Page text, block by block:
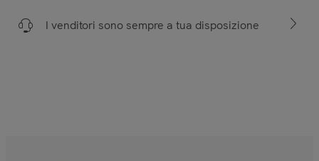
I venditori sono sempre a tua disposizione